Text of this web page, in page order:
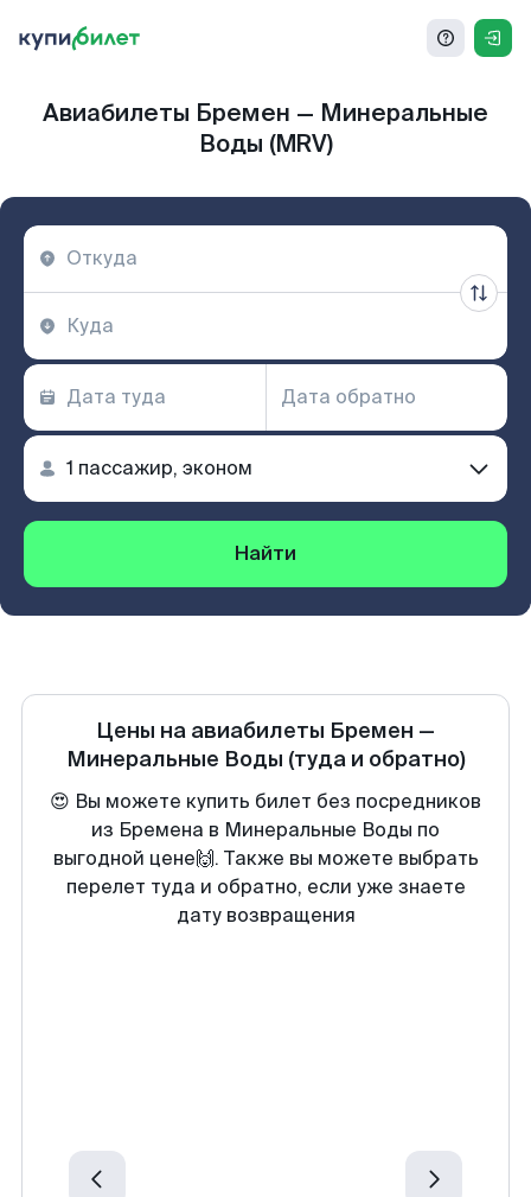
Авиабилеты Бремен — Минеральные
Воды (MRV)
Найти
Цены на авиабилеты Бремен —
Минеральные Воды (туда и обратно)
😍 Вы можете купить билет без посредников
из Бремена в Минеральные Воды по
выгодной цене🙌. Также вы можете выбрать
перелет туда и обратно, если уже знаете
дату возвращения